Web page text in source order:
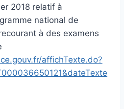
2018 relatif à
national de
à des examens
affichTexte.do?